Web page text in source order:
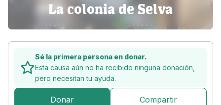
La colonia de Selva
Sé la primera persona en donar.
Esta causa aún no ha recibido ninguna donación,
pero necesitan tu ayuda.
Donar Compartir